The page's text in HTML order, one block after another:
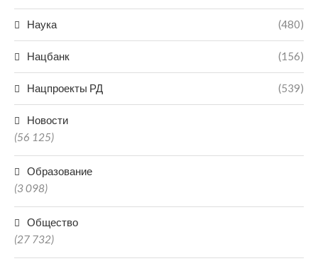
Наука (480)
Нацбанк (156)
Нацпроекты РД (539)
Новости
(56 125)
Образование
(3 098)
Общество
(27 732)